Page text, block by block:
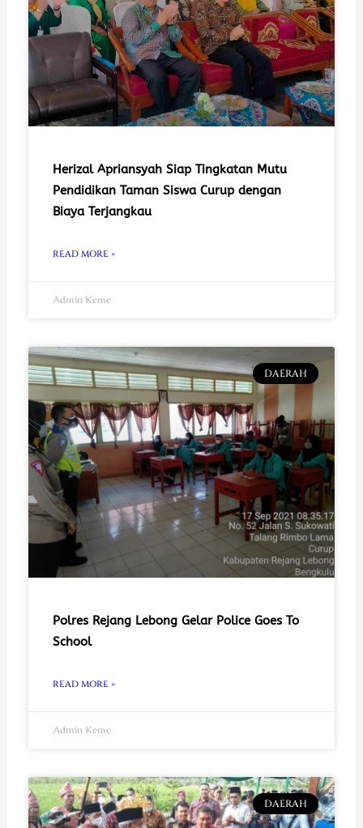
Herizal Apriansyah Siap Tingkatan Mutu
Pendidikan Taman Siswa Curup dengan
Biaya Terjangkau
READ MORE »
Admin Keme
DAERAH
Polres Rejang Lebong Gelar Police Goes To
School
READ MORE »
Admin Keme
DAERAH